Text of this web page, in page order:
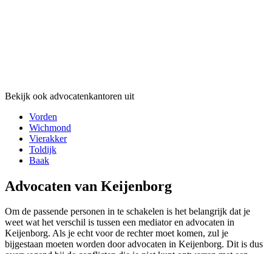
Bekijk ook advocatenkantoren uit
Vorden
Wichmond
Vierakker
Toldijk
Baak
Advocaten van Keijenborg
Om de passende personen in te schakelen is het belangrijk dat je
weet wat het verschil is tussen een mediator en advocaten in
Keijenborg. Als je echt voor de rechter moet komen, zul je
bijgestaan moeten worden door advocaten in Keijenborg. Dit is dus